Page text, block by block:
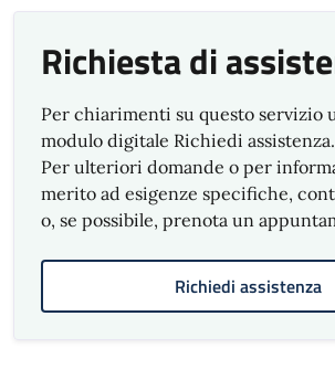
Richiesta di
Per chiarimenti su questo servizio
modulo digitale Richiedi assistenza.
Per ulteriori domande o per
merito ad esigenze specifiche,
o, se possibile, prenota un
Richiedi assistenza